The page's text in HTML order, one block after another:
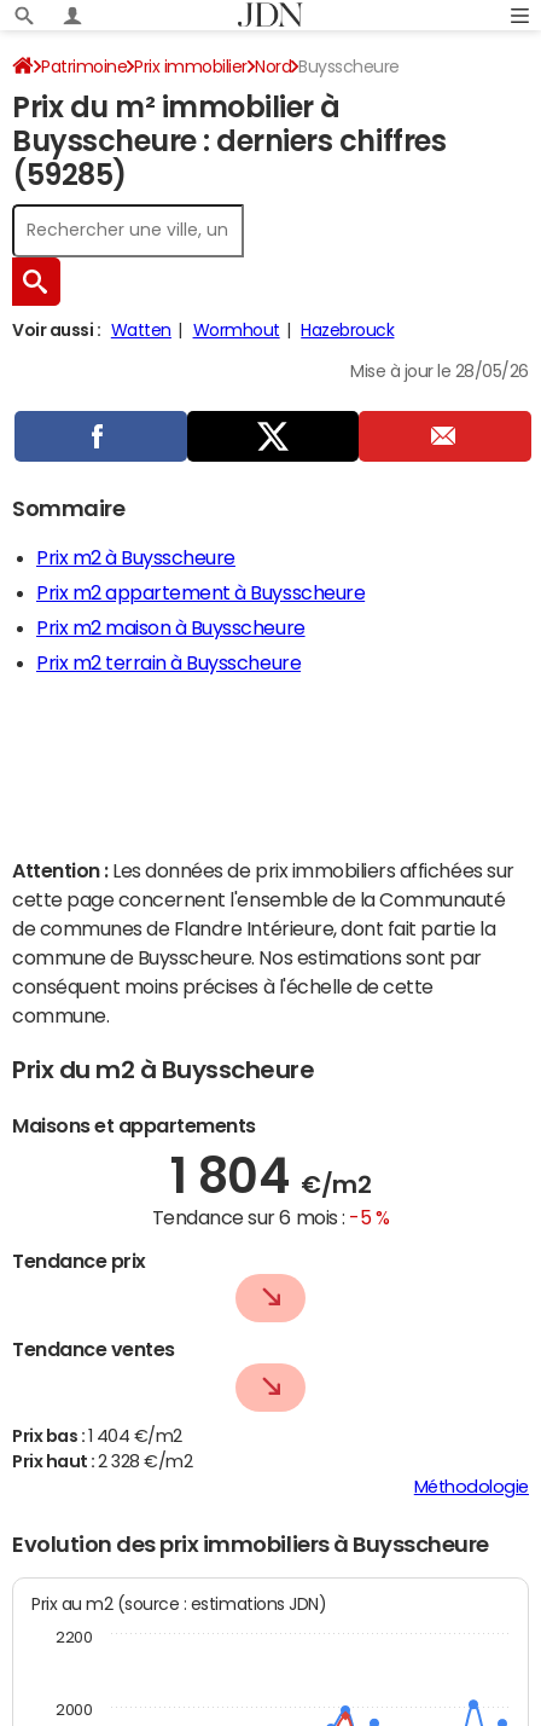
Patrimoine Prix immobilier Nord Buysscheure
Prix du m² immobilier à
Buysscheure : derniers chiffres
(59285)
Voir aussi : Watten Wormhout Hazebrouck
Mise à jour le 28/05/26
Sommaire
Prix m2 à Buysscheure
Prix m2 appartement à Buysscheure
Prix m2 maison à Buysscheure
Prix m2 terrain à Buysscheure
Attention : Les données de prix immobiliers affichées sur
cette page concernent l'ensemble de la Communauté
de communes de Flandre Intérieure, dont fait partie la
commune de Buysscheure. Nos estimations sont par
conséquent moins précises à l'échelle de cette
commune.
Prix du m2 à Buysscheure
Maisons et appartements
1 804 €/m2
Tendance sur 6 mois : -5 %
Tendance prix
Tendance ventes
Prix bas :
1 404 €/m2
Prix haut :2 328 €/m2
Méthodologie
Evolution des prix immobiliers à Buysscheure
Prix au m2 (source : estimations JDN)
2000
2200